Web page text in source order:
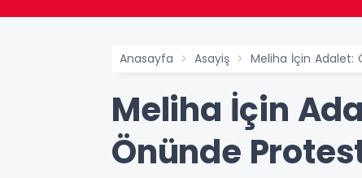
Anasayfa Asayiş Meliha İçin Adalet:
Meliha İçin
Önünde